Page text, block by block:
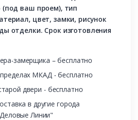
(под ваш проем), тип
цвет, замки, рисунок
отделки. Срок изготовления
замерщика – бесплатно
МКАД - бесплатно
двери - бесплатно
в другие города
Линии"